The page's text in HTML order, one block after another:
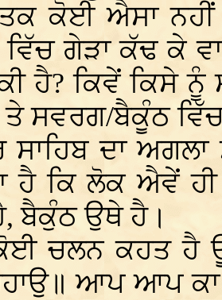
ਕੋਈ ਐਸਾ
ਗੇੜਾ ਕੱਢ ਕੇ
ਹੈ? ਕਿਵੇਂ ਕਿਸੇ ਨੂੰ
ਸਵਰਗ/ਬੈਕੂੰਠ
ਸਾਹਿਬ ਦਾ
ਹੈ ਕਿ ਲੋਕ ਐਵੇਂ
ਬੈਕੁੰਠ ਉਥੇ ਹੈ।
ਚਲਨ ਕਹਤ ਹੈ
ਆਪ ਆਪ ਕਾ